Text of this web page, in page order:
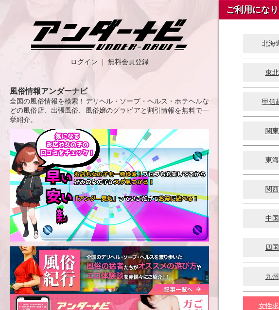
ログイン 無料会員登録
風俗情報アンダーナビ
全国の風俗情報を検索！デリヘル・ソープ・ヘルス・ホテヘルな
どの風俗店、出張風俗、風俗嬢のグラビアと割引情報を無料で一
挙紹介。
ご利用にな
北海
東北
甲信
関東
東海
関西
中国
四国
九州
女性